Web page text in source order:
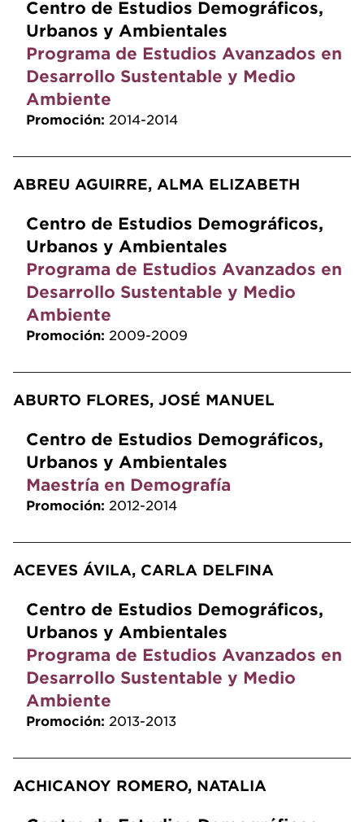
Centro de Estudios Demográficos,
Urbanos y Ambientales
Programa de Estudios Avanzados en
Desarrollo Sustentable y Medio
Ambiente
Promoción: 2014-2014
ABREU AGUIRRE, ALMA ELIZABETH
Centro de Estudios Demográficos,
Urbanos y Ambientales
Programa de Estudios Avanzados en
Desarrollo Sustentable y Medio
Ambiente
Promoción: 2009-2009
ABURTO FLORES, JOSÉ MANUEL
Centro de Estudios Demográficos,
Urbanos y Ambientales
Maestría en Demografía
Promoción: 2012-2014
ACEVES ÁVILA, CARLA DELFINA
Centro de Estudios Demográficos,
Urbanos y Ambientales
Programa de Estudios Avanzados en
Desarrollo Sustentable y Medio
Ambiente
Promoción: 2013-2013
ACHICANOY ROMERO, NATALIA